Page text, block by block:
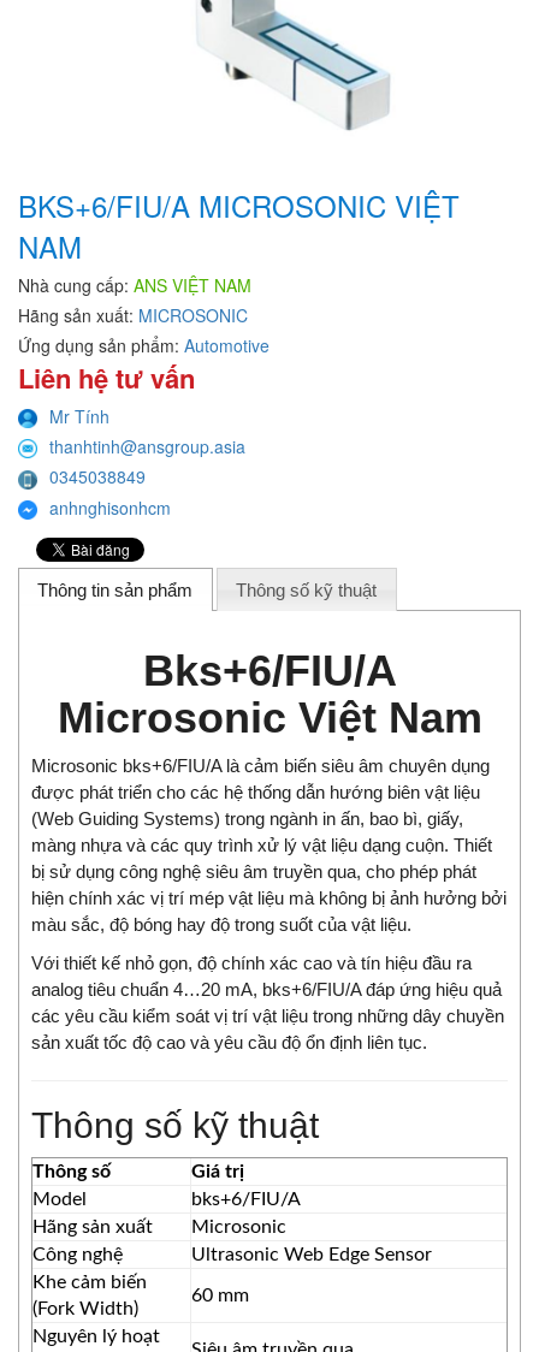
BKS+6/FIU/A MICROSONIC VIỆT
NAM
Nhà cung cấp: ANS VIỆT NAM
Hãng sản xuất: MICROSONIC
Ứng dụng sản phẩm: Automotive
Liên hệ tư vấn
Mr Tính
thanhtinh@ansgroup.asia
0345038849
anhnghisonhcm
Thông tin sản phẩm Thông số kỹ thuật
Bks+6/FIU/A
Microsonic Việt Nam
Microsonic bks+6/FIU/A là cảm biến siêu âm chuyên dụng
được phát triển cho các hệ thống dẫn hướng biên vật liệu
(Web Guiding Systems) trong ngành in ấn, bao bì, giấy,
màng nhựa và các quy trình xử lý vật liệu dạng cuộn. Thiết
bị sử dụng công nghệ siêu âm truyền qua, cho phép phát
hiện chính xác vị trí mép vật liệu mà không bị ảnh hưởng bởi
màu sắc, độ bóng hay độ trong suốt của vật liệu.
Với thiết kế nhỏ gọn, độ chính xác cao và tín hiệu đầu ra
analog tiêu chuẩn 4…20 mA, bks+6/FIU/A đáp ứng hiệu quả
các yêu cầu kiểm soát vị trí vật liệu trong những dây chuyền
sản xuất tốc độ cao và yêu cầu độ ổn định liên tục.
Thông số kỹ thuật
Thông số
Giá trị
Model
bks+6/FIU/A
Hãng sản xuất
Microsonic
Công nghệ
Ultrasonic Web Edge Sensor
Khe cảm biến
(Fork Width)
60 mm
Nguyên lý hoạt